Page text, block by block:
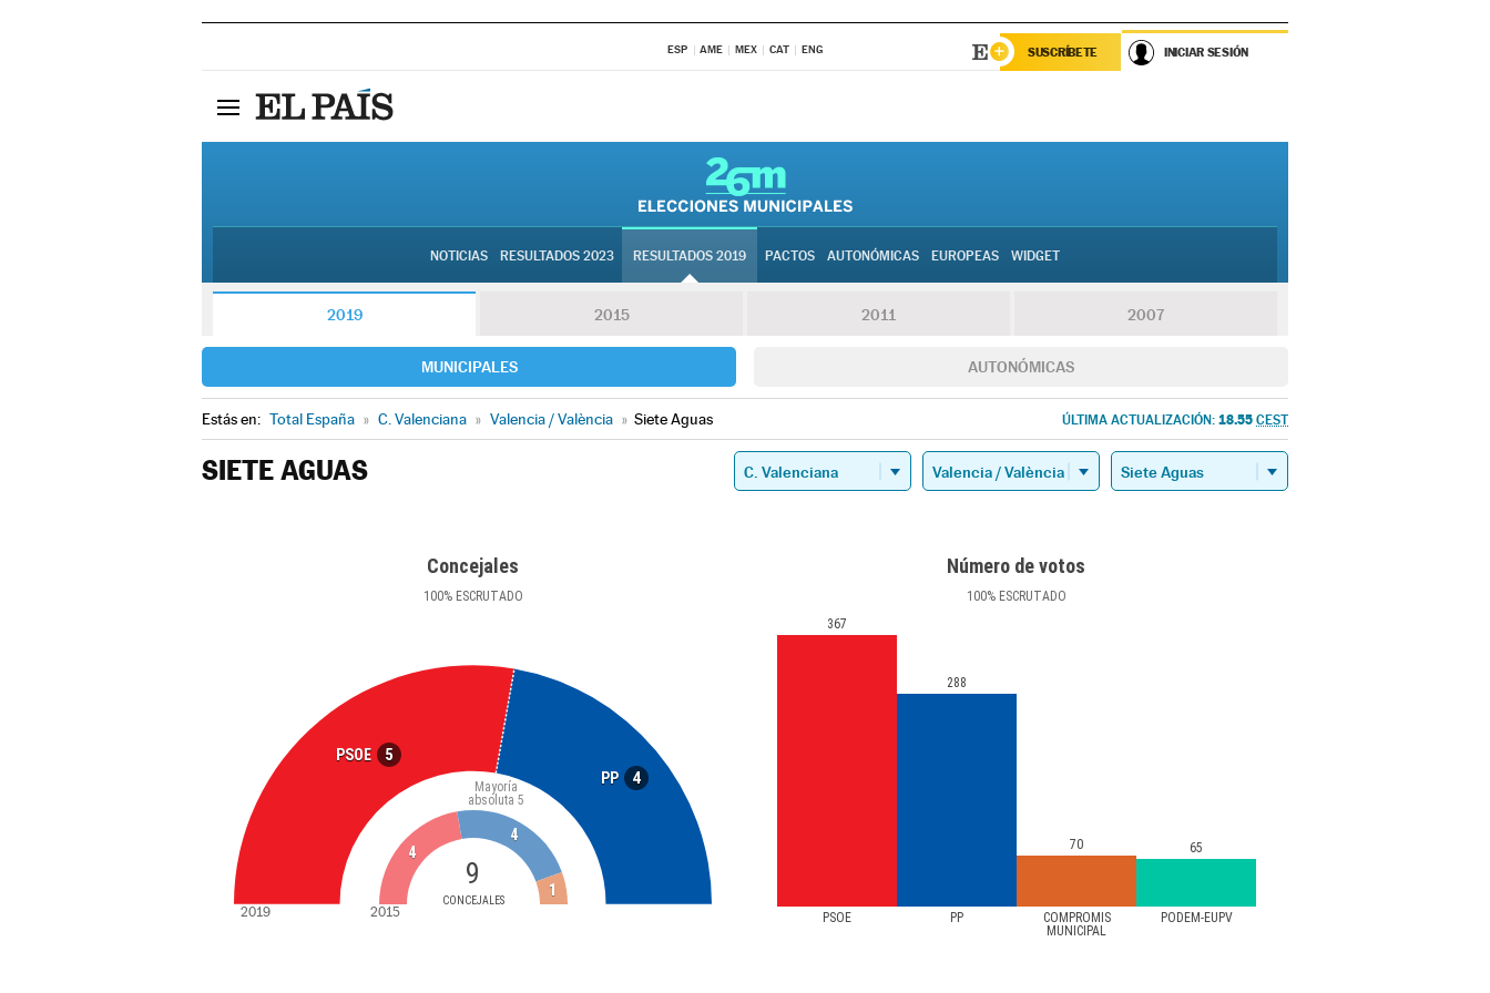
ESP AME MEX CAT ENG SUSCRÍBETE INICIAR SESIÓN
NOTICIAS RESULTADOS 2023 RESULTADOS 2019 PACTOS AUTONÓMICAS EUROPEAS WIDGET
2019 2015 2011 2007
MUNICIPALES AUTONÓMICAS
Estás en: Total España » C. Valenciana » Valencia / València » Siete Aguas ÚLTIMA ACTUALIZACIÓN: 18.55 CEST
SIETE AGUAS
Concejales
100%ESCRUTADO
PSOE 5
PP 4
9
CONCEJALES
Mayoría
absoluta 5
4
4
1
2019 2015
Número de votos
100%ESCRUTADO
PSOE PP
COMPROMIS
MUNICIPAL
PODEM-EUPV
367
288
70 65